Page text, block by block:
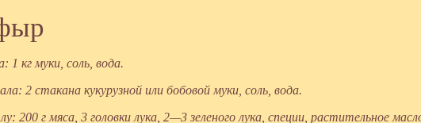
1 кг муки, соль, вода.
2 стакана кукурузной или бобовой муки, соль, вода.
200 г мяса, 3 головки лука, 2—3 зеленого лука, специи, растительное